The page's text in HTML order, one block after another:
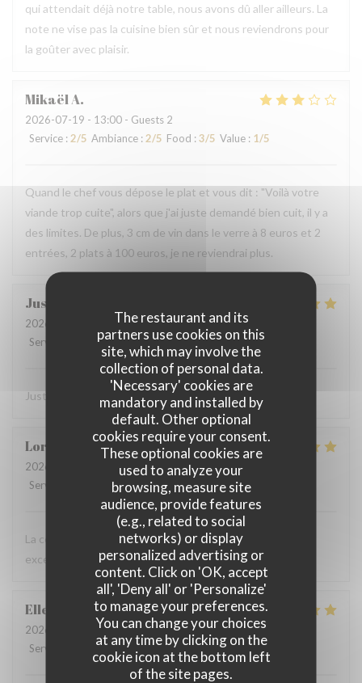
The restaurant and its
partners use cookies on this
site, which may involve the
collection of personal data.
'Necessary' cookies are
mandatory and installed by
default. Other optional
cookies require your consent.
These optional cookies are
used to analyze your
browsing, measure site
audience, provide features
(e.g., related to social
networks) or display
personalized advertising or
content. Click on 'OK, accept
all', 'Deny all' or 'Personalize'
to manage your preferences.
You can change your choices
at any time by clicking on the
cookie icon at the bottom left
of the site pages.
qui attendait déjà notre table, nous avons dû aller ailleurs. La
note ne vise pas la cuisine bien sûr et nous reviendrons pour
la goûter avec plaisir.
MikaëlA
2026-07-19 - 13:00 - Guests 2
Service : 2/5 Ambiance : 2/5 Food :3/5 Value : 1/5
Quand le chef vous dépose le plat et vous dit : "Voilà votre
viande trop cuite", alors que j'ai juste demandé bien cuit, il y a
des limites. De plus, 3 cm de vin dans le verre à 8 euros et 2
entrées, 2 plats à 100 euros, je ne reviendrai plus.
Justine
2026-07-08
- 20:30 - Guests 2
Service
Ambiance: 5 /5 Food:5/5 Value:5/5
Juste parfait ! Service & plat délicieux
Lorena
2026-07-07
- 19:30 - Guests 4
Service
Ambiance:5/5 Food: 5/5 Value:
La comida estaba muy buena, el vino rico y una atención
excelente. Lo recomiendo 100%.
Ellen
2026-06-28
- 13:00 - Guests 4
Service
Ambiance:5/5 Food:5/5 Value : 5/5